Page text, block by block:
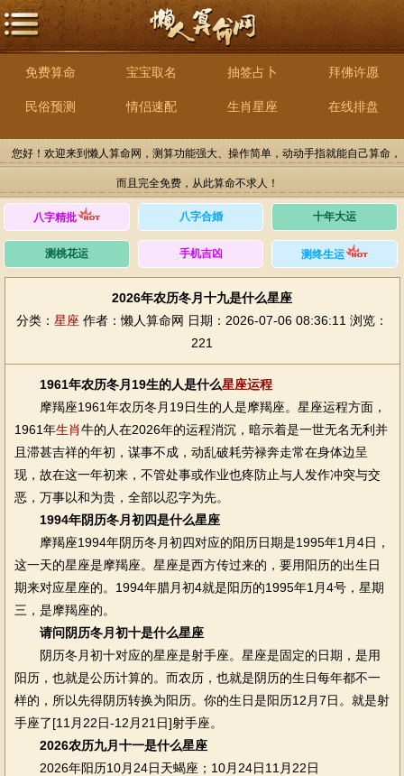
免费算命 宝宝取名 抽签占卜 拜佛许愿
民俗预测 情侣速配 生肖星座 在线排盘
您好！欢迎来到懒人算命网，测算功能强大、操作简单，动动手指就能自己算命，
而且完全免费，从此算命不求人！
八字精批 八字合婚 十年大运
测桃花运 手机吉凶 测终生运
2026年农历冬月十九是什么星座
分类： 星座 作者：懒人算命网 日期：2026-07-06 08:36:11 浏览：
221
1961年农历冬月19生的人是什么星座运程
摩羯座1961年农历冬月19日生的人是摩羯座。星座运程方面，
1961年生肖牛的人在2026年的运程消沉，暗示着是一世无名无利并
且滞甚吉祥的年初，谋事不成，动乱破耗劳禄奔走常在身体边呈
现，故在这一年初来，不管处事或作业也疼防止与人发作冲突与交
恶，万事以和为贵，全部以忍字为先。
1994年阴历冬月初四是什么星座
摩羯座1994年阴历冬月初四对应的阳历日期是1995年1月4日，
这一天的星座是摩羯座。星座是西方传过来的，要用阳历的出生日
期来对应星座的。1994年腊月初4就是阳历的1995年1月4号，星期
三，是摩羯座的。
请问阴历冬月初十是什么星座
阴历冬月初十对应的星座是射手座。星座是固定的日期，是用
阳历，也就是公历计算的。而农历，也就是阴历的生日每年都不一
样的，所以先得阴历转换为阳历。你的生日是阳历12月7日。就是射
手座了[11月22日-12月21日]射手座。
2026农历九月十一是什么星座
2026年阳历10月24日天蝎座；10月24日11月22日